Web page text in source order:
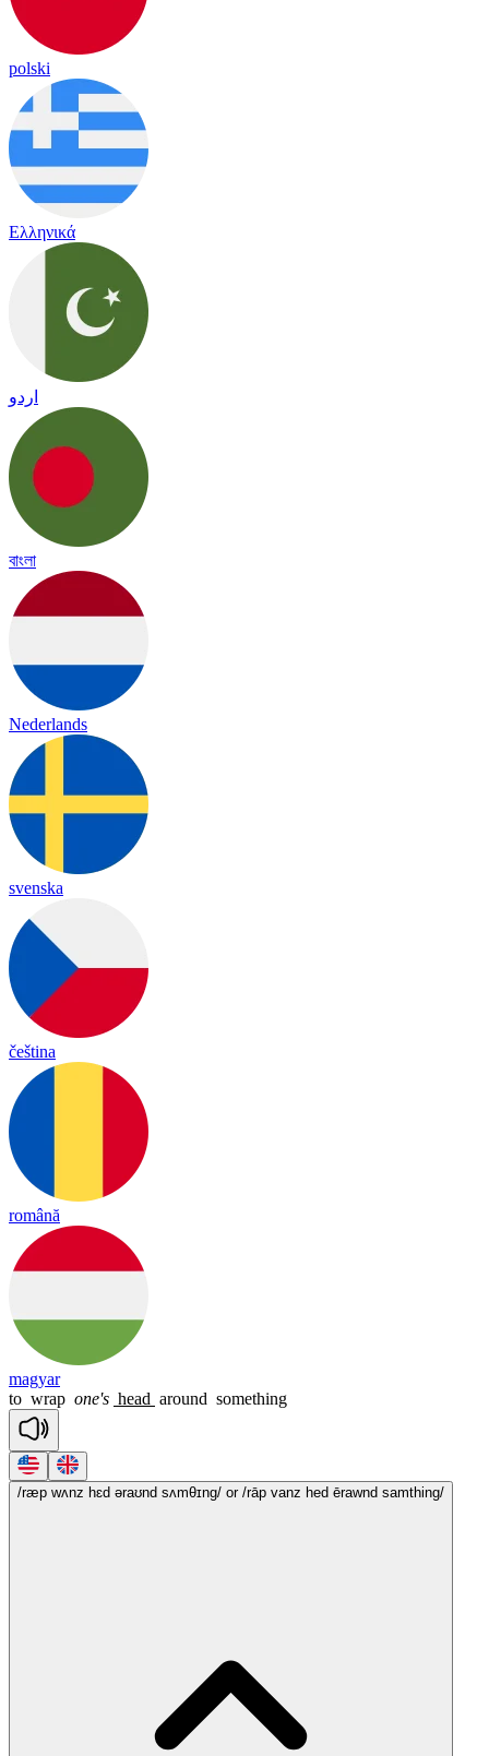
polski
Ελληνικά
اردو
বাংলা
Nederlands
svenska
čeština
română
magyar
to wrap one's head around something
/ræp wʌnz hɛd əraʊnd sʌmθɪng/ or /rāp vanz hed ērawnd samthing/